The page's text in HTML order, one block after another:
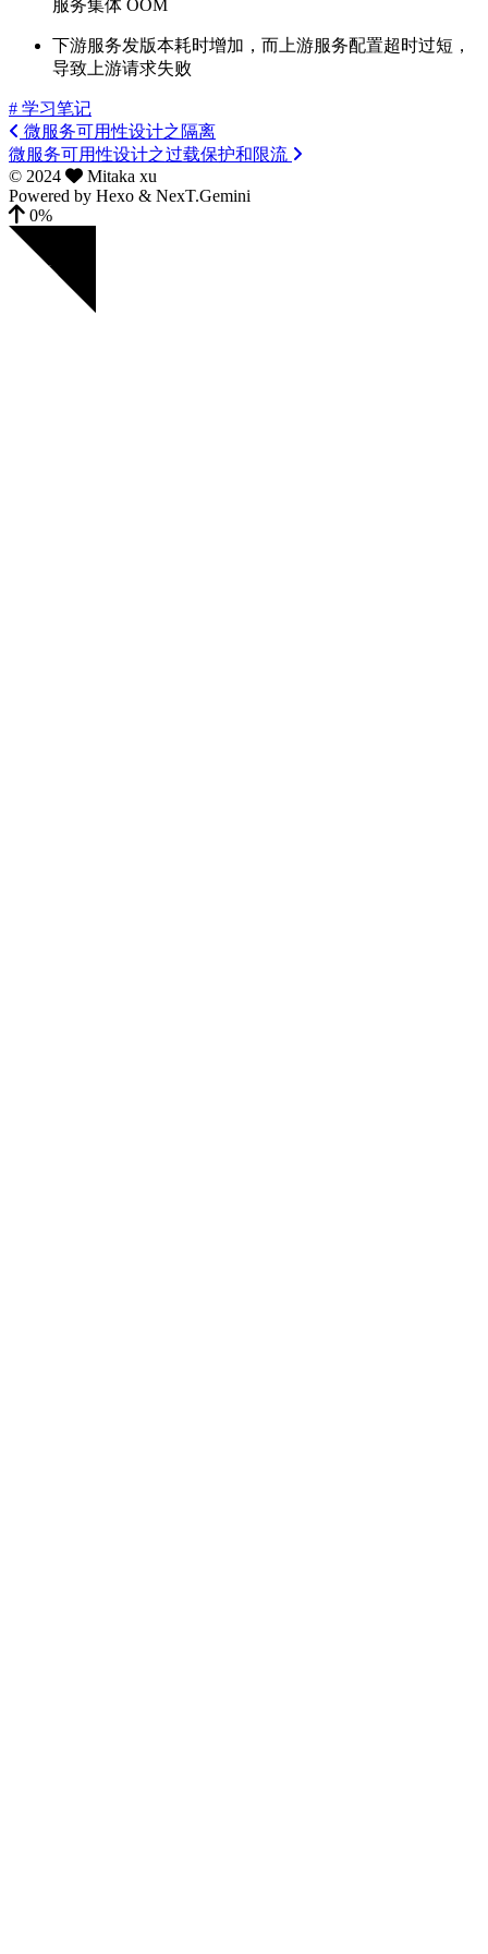
服务集体 OOM
下游服务发版本耗时增加，而上游服务配置超时过短，
导致上游请求失败
# 学习笔记
微服务可用性设计之隔离
微服务可用性设计之过载保护和限流
© 2024
Mitaka xu
Powered by Hexo & NexT.Gemini
0%